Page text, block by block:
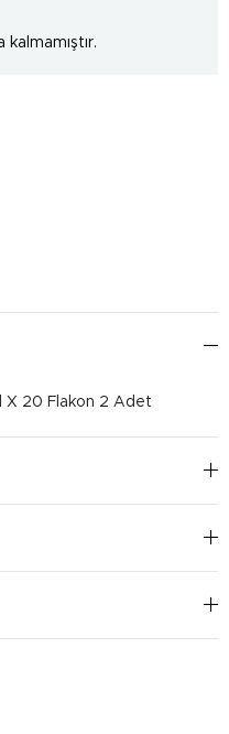
kalmamıştır.
X 20 Flakon 2 Adet